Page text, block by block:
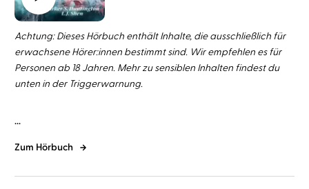
Achtung: Dieses Hörbuch enthält Inhalte, die ausschließlich für
erwachsene Hörer:innen bestimmt sind. Wir empfehlen es für
Personen ab 18 Jahren. Mehr zu sensiblen Inhalten findest du
unten in der Triggerwarnung.
...
Zum Hörbuch